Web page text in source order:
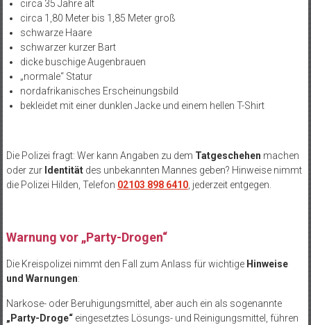
circa 35 Jahre alt
circa 1,80 Meter bis 1,85 Meter groß
schwarze Haare
schwarzer kurzer Bart
dicke buschige Augenbrauen
„normale“ Statur
nordafrikanisches Erscheinungsbild
bekleidet mit einer dunklen Jacke und einem hellen T-Shirt
Die Polizei fragt: Wer kann Angaben zu dem Tatgeschehen machen
oder zur Identitätdes unbekannten Mannes geben? Hinweise nimmt
die Polizei Hilden, Telefon 02103 898 6410, jederzeit entgegen.
Warnung vor „Party-Drogen“
Die Kreispolizei nimmt den Fall zum Anlass für wichtige Hinweise
und Warnungen:
Narkose- oder Beruhigungsmittel, aber auch ein als sogenannte
„Party-Droge“eingesetztes L ösungs- und Reinigungsmittel, führen